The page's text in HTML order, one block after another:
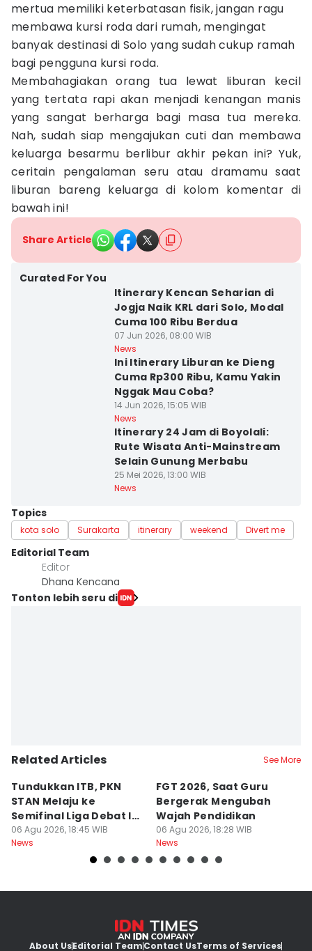
mertua memiliki keterbatasan fisik, jangan ragu
membawa kursi roda dari rumah, mengingat
banyak destinasi di Solo yang sudah cukup ramah
bagi pengguna kursi roda.
Membahagiakan orang tua lewat liburan kecil
yang tertata rapi akan menjadi kenangan manis
yang sangat berharga bagi masa tua mereka.
Nah, sudah siap mengajukan cuti dan membawa
keluarga besarmu berlibur akhir pekan ini? Yuk,
ceritain pengalaman seru atau dramamu saat
liburan bareng keluarga di kolom komentar di
bawah ini!
Share Article
Curated For You
Itinerary Kencan Seharian di
Jogja Naik KRL dari Solo, Modal
Cuma 100 Ribu Berdua
07 Jun 2026, 08:00 WIB
News
Ini Itinerary Liburan ke Dieng
Cuma Rp300 Ribu, Kamu Yakin
Nggak Mau Coba?
14 Jun 2026, 15:05 WIB
News
Itinerary 24 Jam di Boyolali:
Rute Wisata Anti-Mainstream
Selain Gunung Merbabu
25 Mei 2026, 13:00 WIB
News
Topics
kota solo Surakarta itinerary weekend Divert me
Editorial Team
Editor
Dhana Kencana
Tonton lebih seru di
Related Articles See More
Tundukkan ITB, PKN
STAN Melaju ke
Semifinal Liga Debat IDN
Times 2026
06 Agu 2026, 18:45 WIB
News
FGT 2026, Saat Guru
Bergerak Mengubah
Wajah Pendidikan
06 Agu 2026, 18:28 WIB
News
About UsEditorial TeamContact UsTerms of Services